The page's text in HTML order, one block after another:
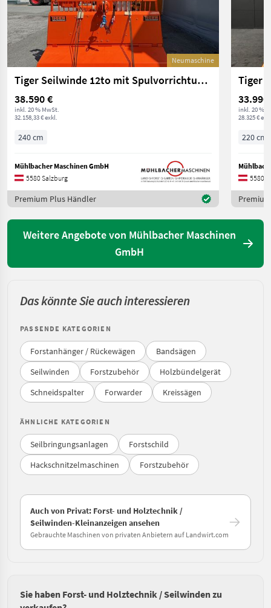
Neumaschine
Tiger Seilwinde 12to mit Spulvorrichtung 2,4m Schild
38.590 €
inkl. 20 % MwSt.
32.158,33 € exkl.
240 cm
Mühlbacher Maschinen GmbH
5580 Salzburg
Premium Plus Händler
33.990
inkl. 20 %
28.325 €
220 cm
5580
Weitere Angebote von Mühlbacher Maschinen
GmbH
Das könnte Sie auch interessieren
PASSENDE KATEGORIEN
Forstanhänger / Rückewägen
Bandsägen
Seilwinden
Forstzubehör
Holzbündelgerät
Schneidspalter
Forwarder Kreissägen
ÄHNLICHE KATEGORIEN
Seilbringungsanlagen
Forstschild
Hackschnitzelmaschinen
Forstzubehör
Auch von Privat: Forst- und Holztechnik /
Seilwinden-Kleinanzeigen ansehen
Gebrauchte Maschinen von privaten Anbietern auf Landwirt.com
Sie haben Forst- und Holztechnik / Seilwinden zu